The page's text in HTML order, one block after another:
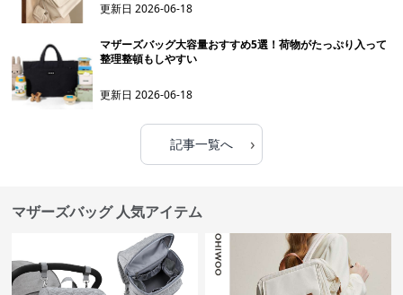
更新日2026-06-18
マザーズバッグ大容量おすすめ5選！荷物がたっぷり入って
整理整頓もしやすい
更新日2026-06-18
記事一覧へ ›
マザーズバッグ 人気アイテム